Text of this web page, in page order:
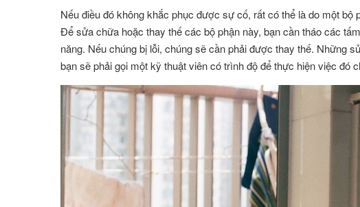
Nếu điều đó không khắc phục được sự cố, rất có thể là do một
Để sửa chữa hoặc thay thế các bộ phận này, bạn cần tháo các
năng. Nếu chúng bị lỗi, chúng sẽ cần phải được thay thế. Những
bạn sẽ phải gọi một kỹ thuật viên có trình độ để thực hiện việc đó